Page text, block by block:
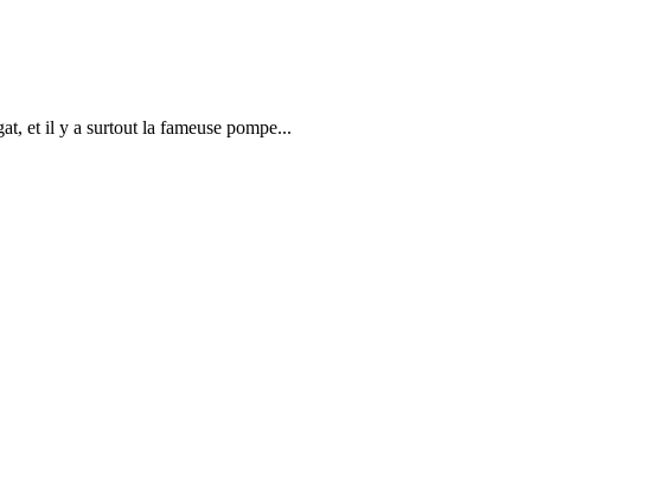
et il y a surtout la fameuse pompe...